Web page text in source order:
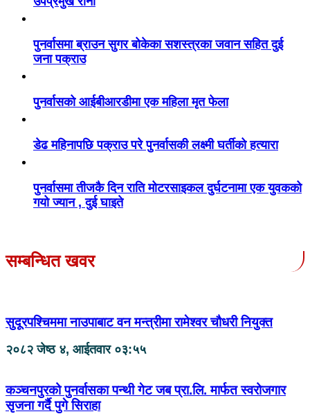
पुनर्वासमा ब्राउन सुगर बोकेका सशस्त्रका जवान सहित दुई
जना पक्राउ
पुनर्वासको आईबीआरडीमा एक महिला मृत फेला
डेढ महिनापछि पक्राउ परे पुनर्वासकी लक्ष्मी घर्तीको हत्यारा
पुनर्वासमा तीजकै दिन राति मोटरसाइकल दुर्घटनामा एक युवकको
गयो ज्यान , दुई घाइते
सम्बन्धित खवर
सुदूरपश्चिममा नाउपाबाट वन मन्त्रीमा रामेश्वर चौधरी नियुक्त
२०८२ जेष्ठ ४, आईतवार ०३:५५
कञ्चनपुरको पुनर्वासका पन्थी गेट जब प्रा.लि. मार्फत स्वरोजगार
सृजना गर्दै पुगे सिराहा